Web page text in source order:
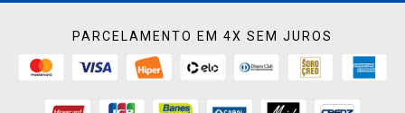
PARCELAMENTO EM 4X SEM JUROS